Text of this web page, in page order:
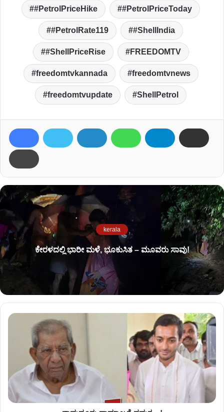
#PetrolPriceHike #PetrolPriceToday
#PetrolRate119 #ShellIndia
#ShellPriceRise FREEDOMTV
freedomtvkannada freedomtvnews
freedomtvupdate ShellPetrol
kerala
ಕೇರಳದಲ್ಲಿ ಭಾರೀ ಮಳೆ, ಭೂಕುಸಿತ – ಮೂವರು ಸಾವು!